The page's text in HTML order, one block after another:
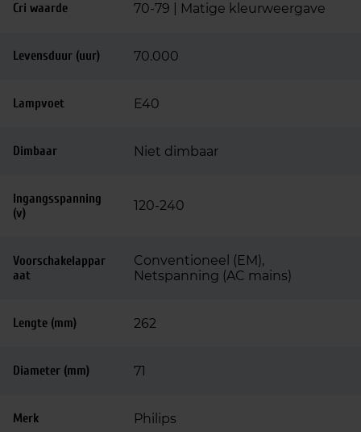
Cri waarde 70-79 | Matige kleurweergave
Levensduur (uur) 70.000
Lampvoet E40
Dimbaar Niet dimbaar
Ingangsspanning
(v)
120-240
Voorschakelappar
aat
Conventioneel (EM),
Netspanning (AC mains)
Lengte (mm) 262
Diameter (mm) 71
Merk Philips